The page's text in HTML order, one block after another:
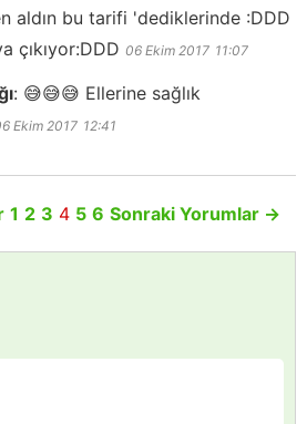
aldın bu tarifi 'dediklerinde :DDD
çıkıyor:DDD 06 Ekim 2017 11:07
: 😅😅😅 Ellerine sağlık
Ekim 2017 12:41
1 2 3 4 5 6 Sonraki Yorumlar →